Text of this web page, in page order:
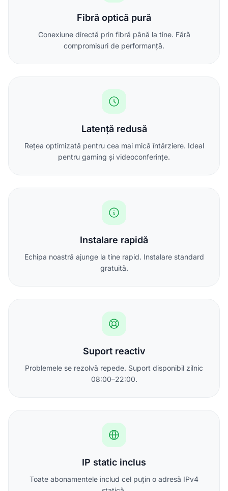
Fibră optică pură
Conexiune directă prin fibră până la tine. Fără
compromisuri de performanță.
Latență redusă
Rețea optimizată pentru cea mai mică întârziere. Ideal
pentru gaming și videoconferințe.
Instalare rapidă
Echipa noastră ajunge la tine rapid. Instalare standard
gratuită.
Suport reactiv
Problemele se rezolvă repede. Suport disponibil zilnic
08:00–22:00.
IP static inclus
Toate abonamentele includ cel puțin o adresă IPv4